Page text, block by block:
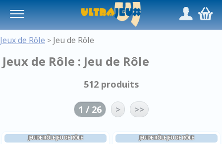
/,
Jeux de Rôle > Jeu de Rôle
Jeux de Rôle : Jeu de Rôle
512 produits
1 / 26 > >>
JEU DE RÔLE JEU DE RÔLE JEU DE RÔLE JEU DE RÔLE